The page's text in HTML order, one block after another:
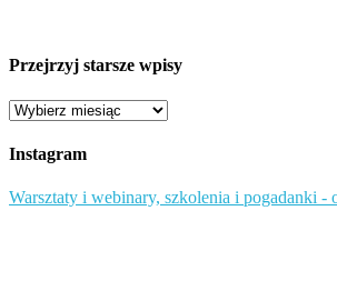
Przejrzyj starsze wpisy
Przejrzyj
wpisy
Instagram
Warsztaty i webinary, szkolenia i pogadanki -